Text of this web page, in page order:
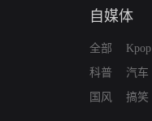
自媒体
全部
科普
国风
Kpop
汽车
搞笑